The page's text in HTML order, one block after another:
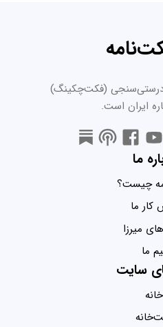
درستی‌سنجی (فکت‌چکینگ)
ایران است.
ما
چیست؟
کار ما
میرزا
ما
سایت
خانه